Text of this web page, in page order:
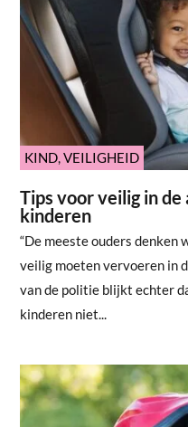
KIND,VEILIGHEID
Tips voor veilig in
kinderen
“De meeste ouders denken
veilig moeten vervoeren in
van de politie blijkt echter
kinderen niet...